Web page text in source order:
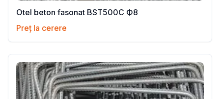
Otel beton fasonat BST500C Ф8
Preț la cerere